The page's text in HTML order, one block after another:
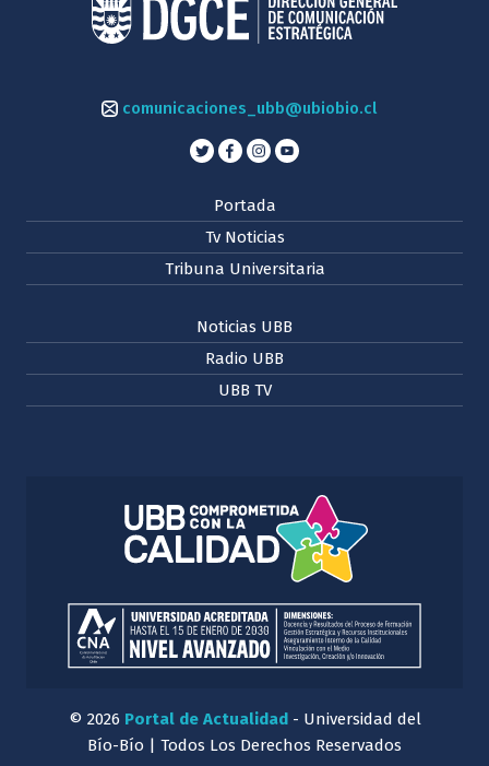
comunicaciones_ubb@ubiobio.cl
Portada
Tv Noticias
Tribuna Universitaria
Noticias UBB
Radio UBB
UBB TV
© 2026 Portal de Actualidad- Universidad del
Bío-Bío | Todos Los Derechos Reservados